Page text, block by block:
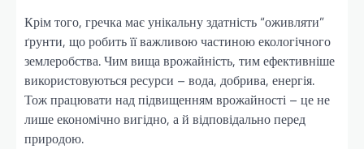
Крім того, гречка має унікальну здатність “оживляти”
ґрунти, що робить її важливою частиною екологічного
землеробства. Чим вища врожайність, тим ефективніше
використовуються ресурси – вода, добрива, енергія.
Тож працювати над підвищенням врожайності – це не
лише економічно вигідно, а й відповідально перед
природою.